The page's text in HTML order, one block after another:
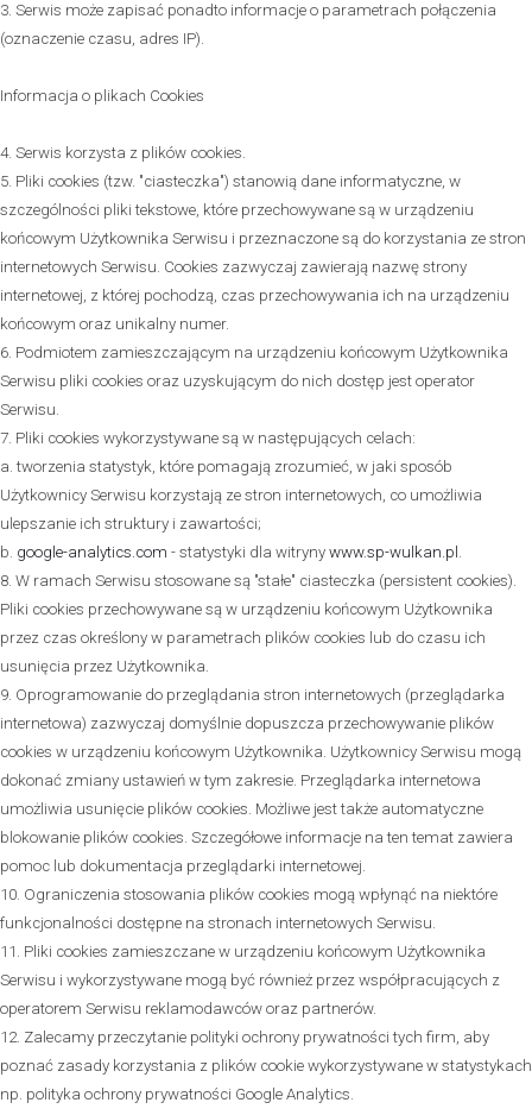
3. Serwis może zapisać ponadto informacje o parametrach połączenia
(oznaczenie czasu, adres IP).
Informacja o plikach Cookies
4. Serwis korzysta z plików cookies.
5. Pliki cookies (tzw. "ciasteczka") stanowią dane informatyczne, w
szczególności pliki tekstowe, które przechowywane są w urządzeniu
końcowym Użytkownika Serwisu i przeznaczone są do korzystania ze stron
internetowych Serwisu. Cookies zazwyczaj zawierają nazwę strony
internetowej, z której pochodzą, czas przechowywania ich na urządzeniu
końcowym oraz unikalny numer.
6. Podmiotem zamieszczającym na urządzeniu końcowym Użytkownika
Serwisu pliki cookies oraz uzyskującym do nich dostęp jest operator
Serwisu.
7. Pliki cookies wykorzystywane są w następujących celach:
a. tworzenia statystyk, które pomagają zrozumieć, w jaki sposób
Użytkownicy Serwisu korzystają ze stron internetowych, co umożliwia
ulepszanie ich struktury i zawartości;
b. google-analytics.com - statystyki dla witryny www.sp-wulkan.pl .
8. W ramach Serwisu stosowane są "stałe" ciasteczka (persistent cookies).
Pliki cookies przechowywane są w urządzeniu końcowym Użytkownika
przez czas określony w parametrach plików cookies lub do czasu ich
usunięcia przez Użytkownika.
9. Oprogramowanie do przeglądania stron internetowych (przeglądarka
internetowa) zazwyczaj domyślnie dopuszcza przechowywanie plików
cookies w urządzeniu końcowym Użytkownika. Użytkownicy Serwisu mogą
dokonać zmiany ustawień w tym zakresie. Przeglądarka internetowa
umożliwia usunięcie plików cookies. Możliwe jest także automatyczne
blokowanie plików cookies. Szczegółowe informacje na ten temat zawiera
pomoc lub dokumentacja przeglądarki internetowej.
10. Ograniczenia stosowania plików cookies mogą wpłynąć na niektóre
funkcjonalności dostępne na stronach internetowych Serwisu.
11. Pliki cookies zamieszczane w urządzeniu końcowym Użytkownika
Serwisu i wykorzystywane mogą być również przez współpracujących z
operatorem Serwisu reklamodawców oraz partnerów.
12. Zalecamy przeczytanie polityki ochrony prywatności tych firm, aby
poznać zasady korzystania z plików cookie wykorzystywane w statystykach
np. polityka ochrony prywatności Google Analytics.